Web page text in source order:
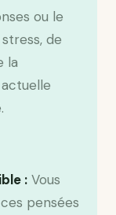
ou le
de
la
: Vous
pensées